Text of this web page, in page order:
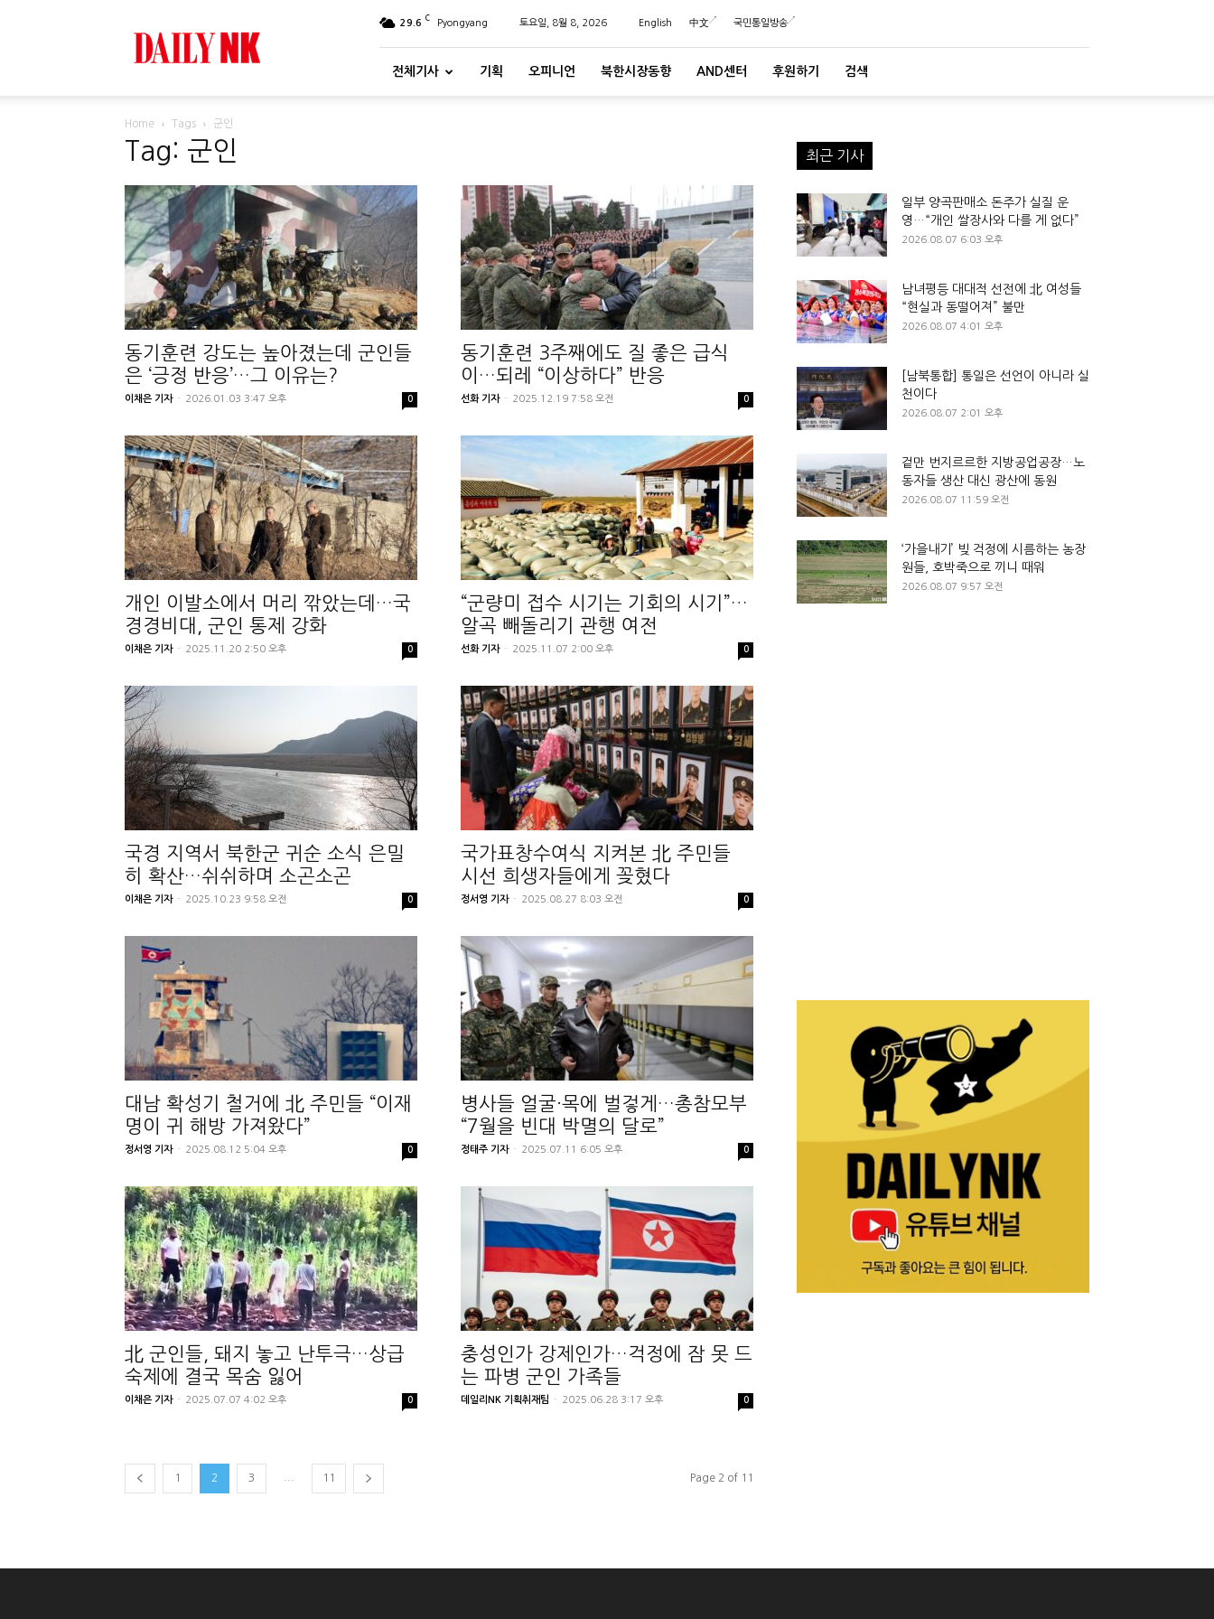
29.6 C Pyongyang 토요일, 8월 8, 2026 English 中文 국민통일방송
전체기사 기획 오피니언 북한시장동향 AND센터 후원하기 검색
Home Tags 군인
Tag: 군인
동기훈련 강도는 높아졌는데 군인들
은 ‘긍정 반응’…그 이유는?
이채은 기자 - 2026.01.03 3:47 오후 0
동기훈련 3주째에도 질 좋은 급식
이…되레 “이상하다” 반응
선화 기자 - 2025.12.19 7:58 오전 0
개인 이발소에서 머리 깎았는데…국
경경비대, 군인 통제 강화
이채은 기자 - 2025.11.20 2:50 오후 0
“군량미 접수 시기는 기회의 시기”…
알곡 빼돌리기 관행 여전
선화 기자 - 2025.11.07 2:00 오후 0
국경 지역서 북한군 귀순 소식 은밀
히 확산…쉬쉬하며 소곤소곤
이채은 기자 - 2025.10.23 9:58 오전 0
국가표창수여식 지켜본 北 주민들
시선 희생자들에게 꽂혔다
정서영 기자 - 2025.08.27 8:03 오전 0
대남 확성기 철거에 北 주민들 “이재
명이 귀 해방 가져왔다”
정서영 기자 - 2025.08.12 5:04 오후 0
병사들 얼굴·목에 벌겋게…총참모부
“7월을 빈대 박멸의 달로”
정태주 기자 - 2025.07.11 6:05 오후 0
北 군인들, 돼지 놓고 난투극…상급
숙제에 결국 목숨 잃어
이채은 기자 - 2025.07.07 4:02 오후 0
충성인가 강제인가…걱정에 잠 못 드
는 파병 군인 가족들
데일리NK 기획취재팀 - 2025.06.28 3:17 오후 0
1 2 3 11 Page 2 of 11
최근 기사
일부 양곡판매소 돈주가 실질 운
영…“개인 쌀장사와 다를 게 없다”
2026.08.07 6:03 오후
남녀평등 대대적 선전에 北 여성들
“현실과 동떨어져” 불만
2026.08.07 4:01 오후
[남북통합] 통일은 선언이 아니라 실
천이다
2026.08.07 2:01 오후
겉만 번지르르한 지방공업공장…노
동자들 생산 대신 광산에 동원
2026.08.07 11:59 오전
‘가을내기’ 빚 걱정에 시름하는 농장
원들, 호박죽으로 끼니 때워
2026.08.07 9:57 오전